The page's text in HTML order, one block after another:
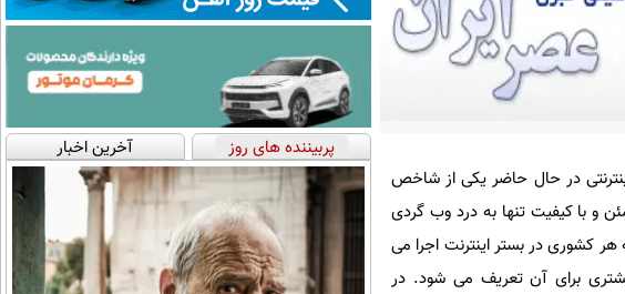
در حال حاضر یکی از شاخص
با کیفیت تنها به درد وب گردی
کشوری در بستر اینترنت اجرا می
برای آن تعریف می شود. در
پربیننده های روز آخرین اخبار